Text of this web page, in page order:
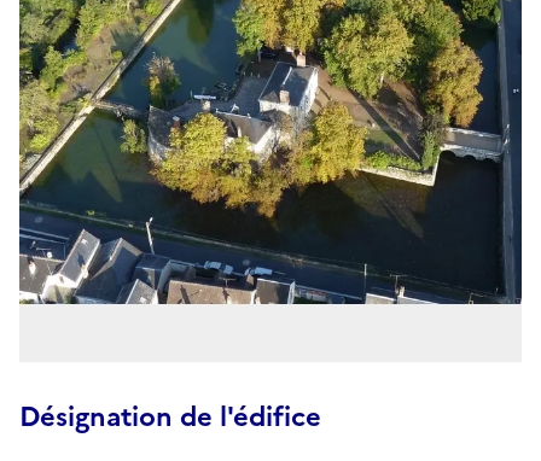
Désignation de l'édifice